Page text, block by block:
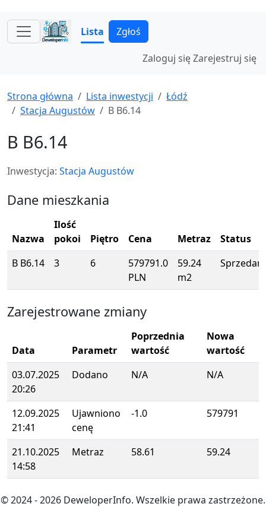
Lista Zgłoś
Zaloguj sięZarejestruj się
Strona główna Lista inwestycji
Łódź
Stacja Augustów
B B6.14
B B6.14
Inwestycja: Stacja Augustów
Dane mieszkania
Nazwa
Ilość
pokoi
Piętro Cena Metraz
Status
B B6.14
3 6
579791.0
PLN
59.24
m2
Zarejestrowane zmiany
Data Parametr
Poprzednia
wartość
Nowa
wartość
03.07.2025
20:26
Dodano N/A N/A
12.09.2025
21:41
Ujawniono
cenę
-1.0 579791
21.10.2025
14:58
Metraz 58.61 59.24
© 2024- 2026 DeweloperInfo. Wszelkie prawa zastrzeżone.